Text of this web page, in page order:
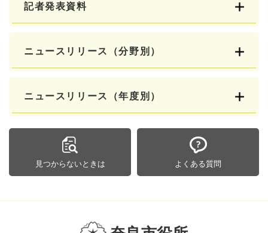
記者発表資料
ニュースリリース（分野別）
ニュースリリース（年度別）
見つからないときは よくある質問